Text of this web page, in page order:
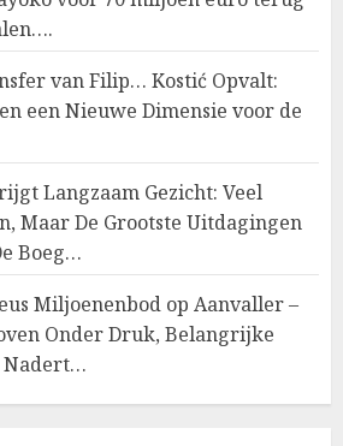
van Filip… Kostić Opvalt:
een Nieuwe Dimensie voor de
Langzaam Gezicht: Veel
Maar De Grootste Uitdagingen
Boeg…
Miljoenenbod op Aanvaller –
Onder Druk, Belangrijke
Nadert…